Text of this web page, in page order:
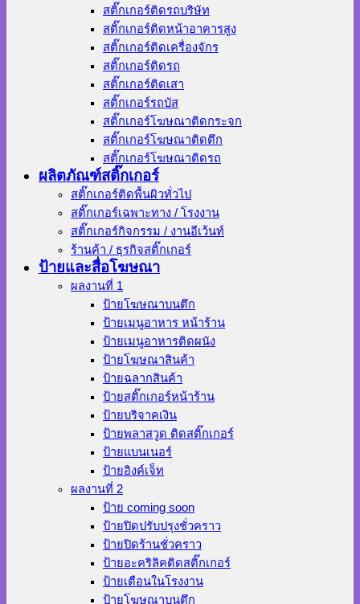
สติ๊กเกอร์ติดรถบริษัท
สติ๊กเกอร์ติดหน้าอาคารสูง
สติ๊กเกอร์ติดเครื่องจักร
สติ๊กเกอร์ติดรถ
สติ๊กเกอร์ติดเสา
สติ๊กเกอร์รถบัส
สติ๊กเกอร์โฆษณาติดกระจก
สติ๊กเกอร์โฆษณาติดตึก
สติ๊กเกอร์โฆษณาติดรถ
ผลิตภัณฑ์สติ๊กเกอร์
สติ๊กเกอร์ติดพื้นผิวทั่วไป
สติ๊กเกอร์เฉพาะทาง / โรงงาน
สติ๊กเกอร์กิจกรรม / งานอีเว้นท์
ร้านค้า / ธุรกิจสติ๊กเกอร์
ป้ายและสื่อโฆษณา
ผลงานที่ 1
ป้ายโฆษณาบนตึก
ป้ายเมนูอาหาร หน้าร้าน
ป้ายเมนูอาหารติดผนัง
ป้ายโฆษณาสินค้า
ป้ายฉลากสินค้า
ป้ายสติ๊กเกอร์หน้าร้าน
ป้ายบริจาคเงิน
ป้ายพลาสวูด ติดสติ๊กเกอร์
ป้ายแบนเนอร์
ป้ายอิงค์เจ็ท
ผลงานที่ 2
ป้าย coming soon
ป้ายปิดปรับปรุงชั่วคราว
ป้ายปิดร้านชั่วคราว
ป้ายอะคริลิคติดสติ๊กเกอร์
ป้ายเตือนในโรงงาน
ป้ายโฆษณาบนตึก